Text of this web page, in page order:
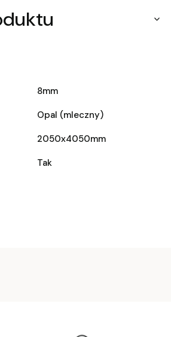
8mm
Opal (mleczny)
2050x4050mm
Tak